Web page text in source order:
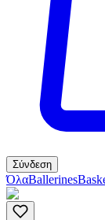
Σύνδεση
ΌλαBallerines